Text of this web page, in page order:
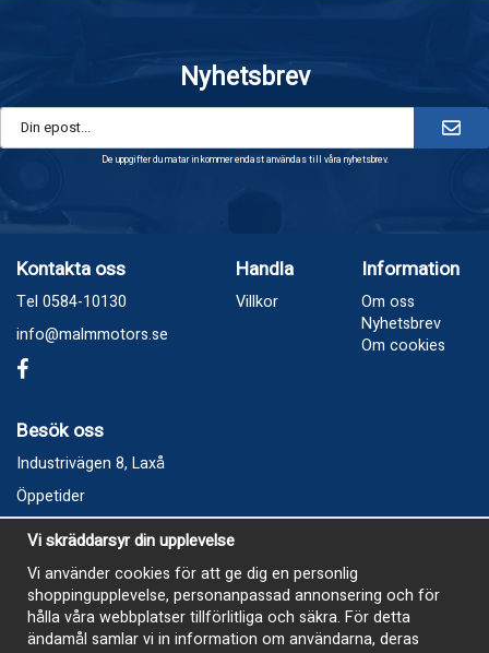
Nyhetsbrev
De uppgifter du matar in kommer endast användas till våra nyhetsbrev.
Kontakta oss
Tel 0584-10130
info@malmmotors.se
Handla
Villkor
Information
Om oss
Nyhetsbrev
Om cookies
Besök oss
Industrivägen 8, Laxå
Öppetider
Vecka 32
Måndag kl 9-12, kl 13 - 15
Onsdag kl 9-12, kl 13 - 15
Tisdag, Tordag och Fredag stängt
Vi skräddarsyr din upplevelse
Vi använder cookies för att ge dig en personlig
shoppingupplevelse, personanpassad annonsering och för
hålla våra webbplatser tillförlitliga och säkra. För detta
ändamål samlar vi in information om användarna, deras